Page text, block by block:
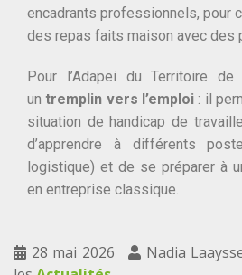
encadrants professionnels, pour
des repas faits maison avec des
Pour l’Adapei du Territoire
untremplin vers l’emploi : il
situation de handicap de
d’apprendre à différents
logistique) et de se préparer à
en entreprise classique.
28 mai 2026 Nadia